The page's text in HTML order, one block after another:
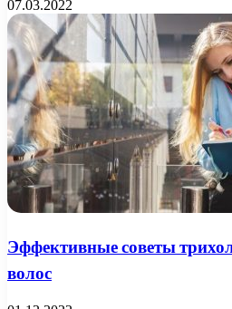
07.03.2022
Эффективные советы
волос